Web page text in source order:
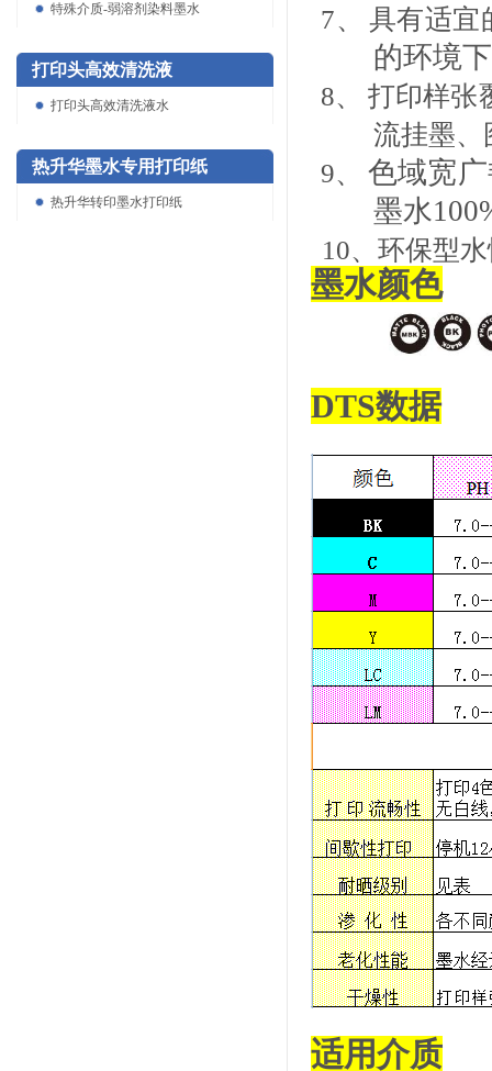
特殊介质-弱溶剂染料墨水
打印头高效清洗液
打印头高效清洗液水
热升华墨水专用打印纸
热升华转印墨水打印纸
7、 具有适宜
的环境下
8、
打印样张
流挂墨、
9、
色域宽
墨水
10、环保型
墨水颜色
DTS数据
适用介质